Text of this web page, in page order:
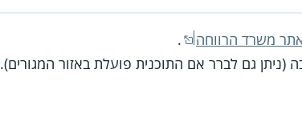
משרד הרווחה
.
(ניתן גם לברר אם התוכנית פועלת באזור המגורים).